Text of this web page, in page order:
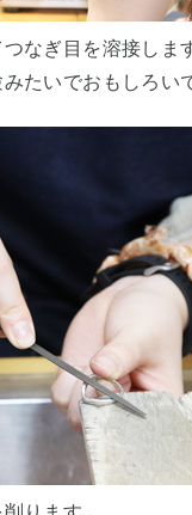
なぎ目を溶接しま
たいでおもしろい